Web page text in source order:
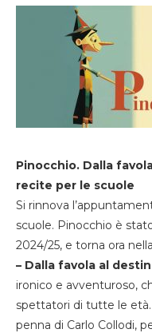
Pinocchio. Dalla
recite per le scuole
Si rinnova
scuole. Pinocchio è
2024/25, e torna ora
– Dalla favola al
ironico e avventuroso,
spettatori di tutte le età.
penna di Carlo Collodi,